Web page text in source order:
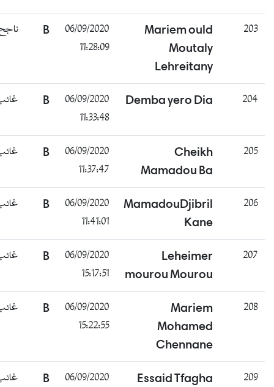
203
Mariem ould
Moutaly
Lehreitany
06/09/2020
11:28:09
ناجح
204
Demba yero Dia
06/09/2020
11:33:48
غائب
205
Cheikh
Mamadou Ba
06/09/2020
11:37:47
غائب
206
MamadouDjibril
Kane
06/09/2020
11:41:01
غائب
207
Leheimer
mourou Mourou
06/09/2020
15:17:51
غائب
208
Mariem
Mohamed
Chennane
06/09/2020
15:22:55
غائب
209
Essaid Tfagha
06/09/2020
غائب